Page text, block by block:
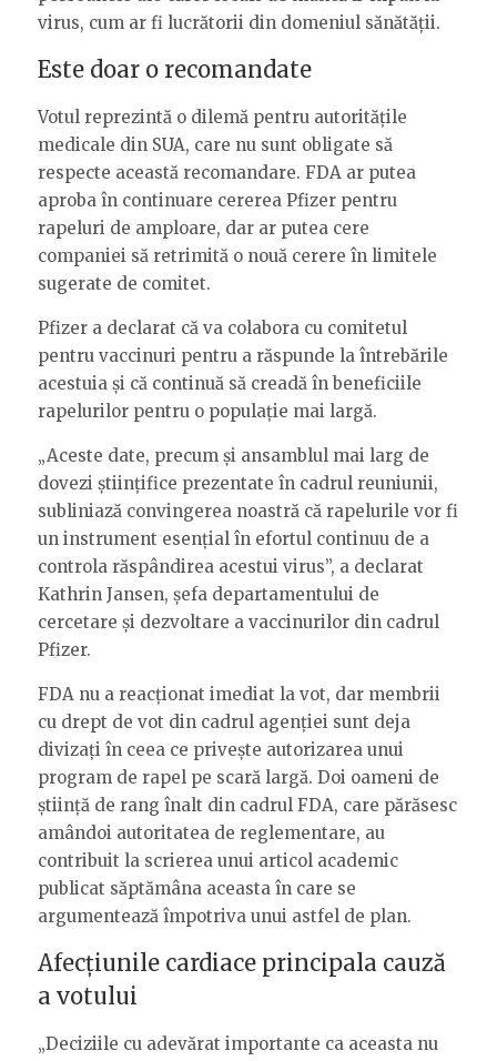
virus, cum ar fi lucrătorii din domeniul sănătății.
Este doar o recomandate
Votul reprezintă o dilemă pentru autoritățile
medicale din SUA, care nu sunt obligate să
respecte această recomandare. FDA ar putea
aproba în continuare cererea Pfizer pentru
rapeluri de amploare, dar ar putea cere
companiei să retrimită o nouă cerere în limitele
sugerate de comitet.
Pfizer a declarat că va colabora cu comitetul
pentru vaccinuri pentru a răspunde la întrebările
acestuia și că continuă să creadă în beneficiile
rapelurilor pentru o populație mai largă.
„Aceste date, precum și ansamblul mai larg de
dovezi științifice prezentate în cadrul reuniunii,
subliniază convingerea noastră că rapelurile vor fi
un instrument esențial în efortul continuu de a
controla răspândirea acestui virus”, a declarat
Kathrin Jansen, șefa departamentului de
cercetare și dezvoltare a vaccinurilor din cadrul
Pfizer.
FDA nu a reacționat imediat la vot, dar membrii
cu drept de vot din cadrul agenției sunt deja
divizați în ceea ce privește autorizarea unui
program de rapel pe scară largă. Doi oameni de
știință de rang înalt din cadrul FDA, care părăsesc
amândoi autoritatea de reglementare, au
contribuit la scrierea unui articol academic
publicat săptămâna aceasta în care se
argumentează împotriva unui astfel de plan.
Afecțiunile cardiace principala cauză
a votului
„Deciziile cu adevărat importante ca aceasta nu